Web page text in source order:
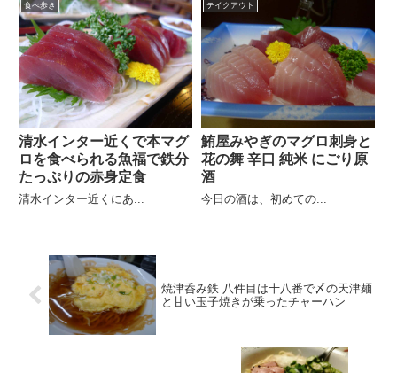
食べ歩き
清水インター近くで本マグ
ロを食べられる魚福で鉄分
たっぷりの赤身定食
清水インター近くにあ...
テイクアウト
鮪屋みやぎのマグロ刺身と
花の舞 辛口 純米 にごり原
酒
今日の酒は、初めての...
焼津呑み鉄 八件目は十八番で〆の天津麺
と甘い玉子焼きが乗ったチャーハン